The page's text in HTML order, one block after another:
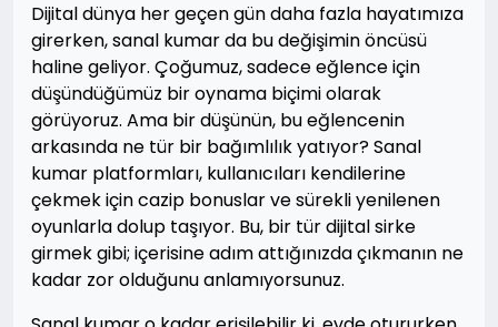
Dijital dünya her geçen gün daha fazla hayatımıza
girerken, sanal kumar da bu değişimin öncüsü
haline geliyor. Çoğumuz, sadece eğlence için
düşündüğümüz bir oynama biçimi olarak
görüyoruz. Ama bir düşünün, bu eğlencenin
arkasında ne tür bir bağımlılık yatıyor? Sanal
kumar platformları, kullanıcıları kendilerine
çekmek için cazip bonuslar ve sürekli yenilenen
oyunlarla dolup taşıyor. Bu, bir tür dijital sirke
girmek gibi; içerisine adım attığınızda çıkmanın ne
kadar zor olduğunu anlamıyorsunuz.